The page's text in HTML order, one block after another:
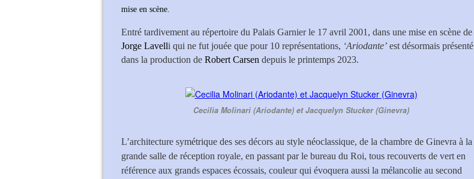
mise en scène.
Entré tardivement au répertoire du Palais Garnier le 17 avril 2001, dans une mise en scène de
Jorge Lavelli qui ne fut jouée que pour 10 représentations, ‘Ariodante’ est désormais présenté
dans la production de Robert Carsen depuis le printemps 2023.
Cecilia Molinari (Ariodante) et Jacquelyn Stucker (Ginevra)
L’architecture symétrique des ses décors au style néoclassique, de la chambre de Ginevra à la
grande salle de réception royale, en passant par le bureau du Roi, tous recouverts de vert en
référence aux grands espaces écossais, couleur qui évoquera aussi la mélancolie au second